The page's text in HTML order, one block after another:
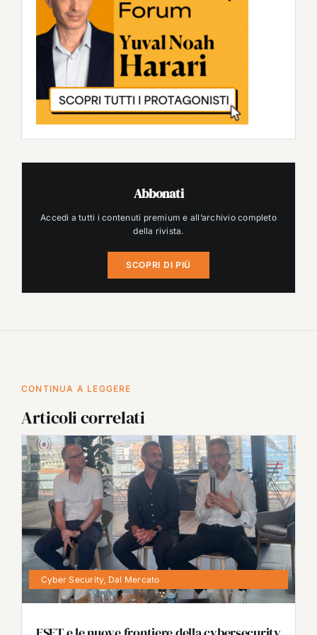
Abbonati
Accedi a tutti i contenuti premium e all’archivio completo
della rivista.
SCOPRI DI PIÙ
CONTINUA A LEGGERE
Articoli correlati
Cyber Security, Dal Mercato